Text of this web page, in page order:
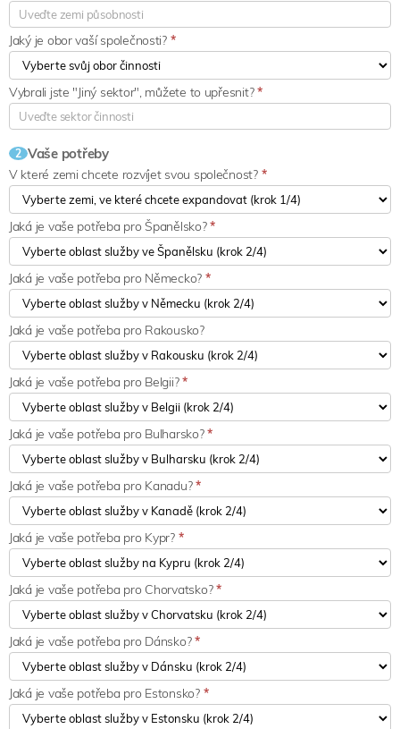
Jaký je obor vaší společnosti? *
Vybrali jste "Jiný sektor", můžete to upřesnit?*
2 Vaše potřeby
V které zemi chcete rozvíjet svou společnost? *
Jaká je vaše potřeba pro Španělsko?*
Jaká je vaše potřeba pro Německo? *
Jaká je vaše potřeba pro Rakousko?
Jaká je vaše potřeba pro Belgii?*
Jaká je vaše potřeba pro Bulharsko?*
Jaká je vaše potřeba pro Kanadu?*
Jaká je vaše potřeba pro Kypr? *
Jaká je vaše potřeba pro Chorvatsko?*
Jaká je vaše potřeba pro Dánsko?*
Jaká je vaše potřeba pro Estonsko? *